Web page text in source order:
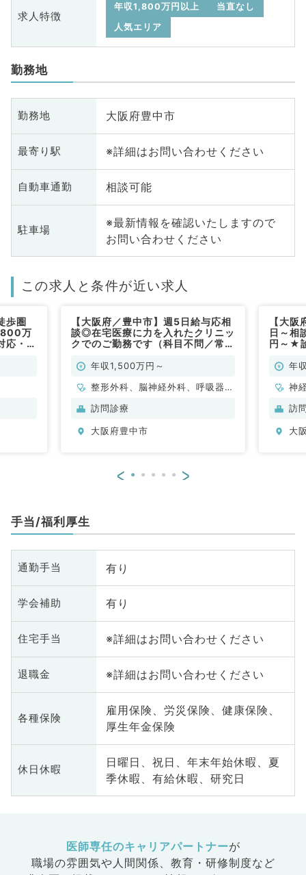
求人特徴
年収1,800万円以上
当直なし
人気エリア
勤務地
勤務地 大阪府豊中市
最寄り駅 ※詳細はお問い合わせください
自動車通勤 相談可能
駐車場
※最新情報を確認いたしますので
お問い合わせください
この求人と条件が近い求人
歩圏
万
応・検
【大阪府／豊中市】週5日給与応相
談◎在宅医療に力を入れたクリニッ
クでのご勤務です（科目不問／常
年収1,500万円～
整形外科、脳神経外科、呼吸器外
科、心臓血管外科、一般内科、循
科、内分泌・代謝内科、腎臓内
訪問診療
大阪府豊中市
【大
日～相
円～★
年
神
科
内
訪
大
< >
手当/福利厚生
通勤手当 有り
学会補助 有り
住宅手当 ※詳細はお問い合わせください
退職金 ※詳細はお問い合わせください
各種保険
雇用保険、労災保険、健康保険、
厚生年金保険
休日休暇
日曜日、祝日、年末年始休暇、夏
季休暇、有給休暇、研究日
医師専任のキャリアパートナーが
職場の雰囲気や人間関係、 教育・研修制度など